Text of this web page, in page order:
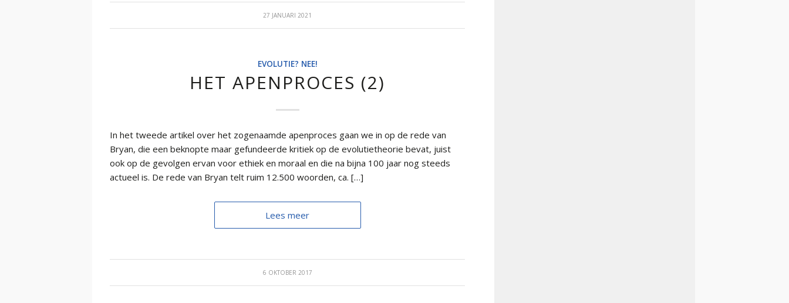
27 JANUARI 2021
EVOLUTIE? NEE!
HET APENPROCES (2)
In het tweede artikel over het zogenaamde apenproces gaan we in op de rede van
Bryan, die een beknopte maar gefundeerde kritiek op de evolutietheorie bevat, juist
ook op de gevolgen ervan voor ethiek en moraal en die na bijna 100 jaar nog steeds
actueel is. De rede van Bryan telt ruim 12.500 woorden, ca. […]
Lees meer
6 OKTOBER 2017